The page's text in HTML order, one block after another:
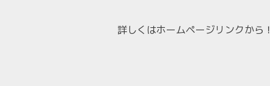
詳しくはホームページリンクから！